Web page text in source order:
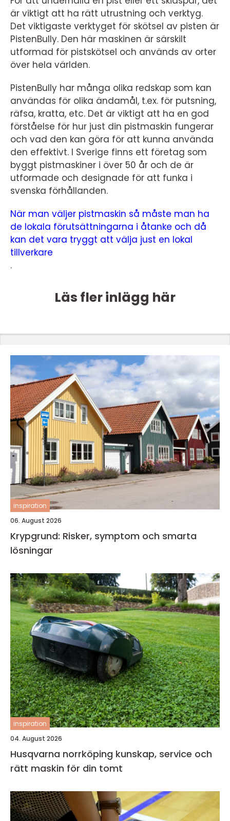
är viktigt att ha rätt utrustning och verktyg.
Det viktigaste verktyget för skötsel av pisten är
PistenBully. Den här maskinen är särskilt
utformad för pistskötsel och används av orter
över hela världen.
PistenBully har många olika redskap som kan
användas för olika ändamål, t.ex. för putsning,
räfsa, kratta, etc. Det är viktigt att ha en god
förståelse för hur just din pistmaskin fungerar
och vad den kan göra för att kunna använda
den effektivt. I Sverige finns ett företag som
byggt pistmaskiner i över 50 år och de är
utformade och designade för att funka i
svenska förhållanden.
När man väljer pistmaskin så måste man ha
de lokala förutsättningarna i åtanke och då
kan det vara tryggt att välja just en lokal
tillverkare
.
Läs fler inlägg här
inspiration
06. August 2026
Krypgrund: Risker, symptom och smarta
lösningar
inspiration
04. August 2026
Husqvarna norrköping kunskap, service och
rätt maskin för din tomt